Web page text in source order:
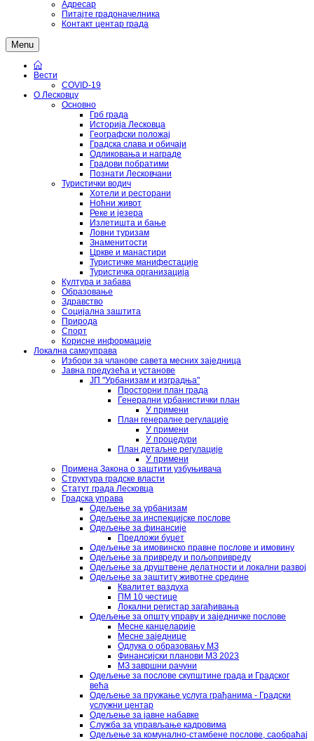
Адресар
Питајте градоначелника
Контакт центар града
Menu
Вести
COVID-19
О Лесковцу
Основно
Грб града
Историја Лесковца
Географски положај
Градска слава и обичаји
Одликовања и награде
Градови побратими
Познати Лесковчани
Туристички водич
Хотели и ресторани
Ноћни живот
Реке и језера
Излетишта и бање
Ловни туризам
Знаменитости
Цркве и манастири
Туристичке манифестације
Туристичка организација
Култура и забава
Образовање
Здравство
Социјална заштита
Природа
Спорт
Корисне информације
Локална самоуправа
Избори за чланове савета месних заједница
Јавна предузећа и установе
ЈП "Урбанизам и изградња"
Просторни план града
Генерални урбанистички план
У примени
План генералне регулације
У примени
У процедури
План детаљне регулације
У примени
Примена Закона о заштити узбуњивача
Структура градске власти
Статут града Лесковца
Градска управа
Одељење за урбанизам
Одељење за инспекцијске послове
Одељење за финансије
Предложи буџет
Одељење за имовинско правне послове и имовину
Одељење за привреду и пољопривреду
Одељење за друштвене делатности и локални развој
Одељење за заштиту животне средине
Квалитет ваздуха
ПМ 10 честице
Локални регистар загађивања
Одељење за општу управу и заједничке послове
Месне канцеларије
Месне заједнице
Одлука о образовању МЗ
Финансијски планови МЗ 2023
МЗ завршни рачуни
Одељење за послове скупштине града и Градског
већа
Одељење за пружање услуга грађанима - Градски
услужни центар
Одељење за јавне набавке
Служба за управљање кадровима
Одељење за комунално-стамбене послове, саобраћај